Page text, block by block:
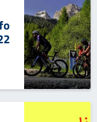
PER LUNEDÌ 22 GIUGNO}